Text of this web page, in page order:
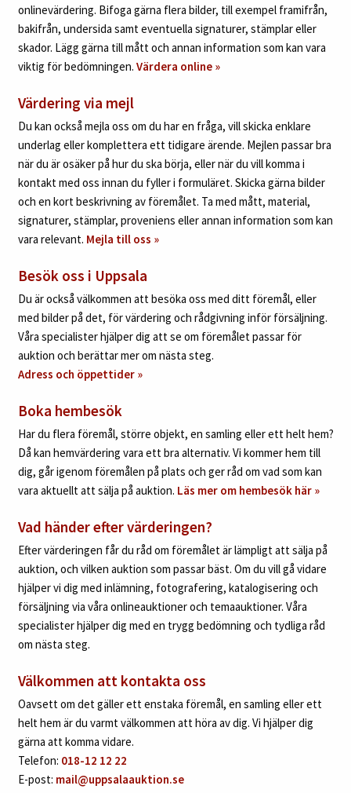
onlinevärdering. Bifoga gärna flera bilder, till exempel framifrån,
bakifrån, undersida samt eventuella signaturer, stämplar eller
skador. Lägg gärna till mått och annan information som kan vara
viktig för bedömningen. Värdera online»
Värdering via mejl
Du kan också mejla oss om du har en fråga, vill skicka enklare
underlag eller komplettera ett tidigare ärende. Mejlen passar bra
när du är osäker på hur du ska börja, eller när du vill komma i
kontakt med oss innan du fyller i formuläret. Skicka gärna bilder
och en kort beskrivning av föremålet. Ta med mått, material,
signaturer, stämplar, proveniens eller annan information som kan
vara relevant. Mejla till oss »
Besök oss i Uppsala
Du är också välkommen att besöka oss med ditt föremål, eller
med bilder på det, för värdering och rådgivning inför försäljning.
Våra specialister hjälper dig att se om föremålet passar för
auktion och berättar mer om nästa steg.
Adress och öppettider »
Boka hembesök
Har du flera föremål, större objekt, en samling eller ett helt hem?
Då kan hemvärdering vara ett bra alternativ. Vi kommer hem till
dig, går igenom föremålen på plats och ger råd om vad som kan
vara aktuellt att sälja på auktion. Läs mer om hembesök här »
Vad händer efter värderingen?
Efter värderingen får du råd om föremålet är lämpligt att sälja på
auktion, och vilken auktion som passar bäst. Om du vill gå vidare
hjälper vi dig med inlämning, fotografering, katalogisering och
försäljning via våra onlineauktioner och temaauktioner. Våra
specialister hjälper dig med en trygg bedömning och tydliga råd
om nästa steg.
Välkommen att kontakta oss
Oavsett om det gäller ett enstaka föremål, en samling eller ett
helt hem är du varmt välkommen att höra av dig. Vi hjälper dig
gärna att komma vidare.
Telefon: 018-12 12 22
E-post: mail@uppsalaauktion.se